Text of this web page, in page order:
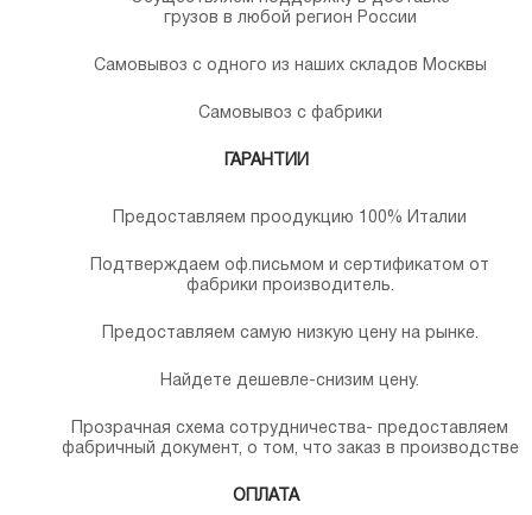
грузов в любой регион России
Самовывоз с одного из наших складов Москвы
Самовывоз с фабрики
ГАРАНТИИ
Предоставляем проодукцию 100% Италии
Подтверждаем оф.письмом и сертификатом от
фабрики производитель.
Предоставляем самую низкую цену на рынке.
Найдете дешевле-снизим цену.
Прозрачная схема сотрудничества- предоставляем
фабричный документ, о том, что заказ в производстве
ОПЛАТА